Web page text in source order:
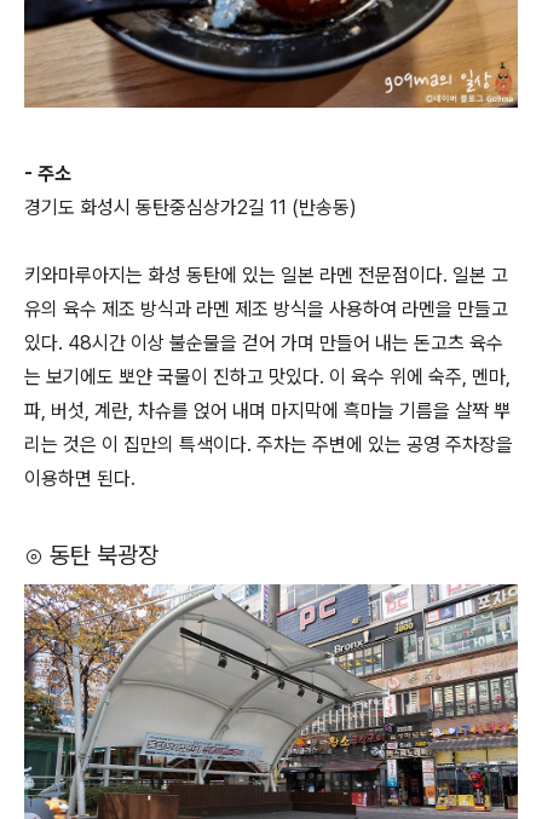
- 주소
경기도 화성시 동탄중심상가2길 11 (반송동)
키와마루아지는 화성 동탄에 있는 일본 라멘 전문점이다. 일본 고
유의 육수 제조 방식과 라멘 제조 방식을 사용하여 라멘을 만들고
있다. 48시간 이상 불순물을 걷어 가며 만들어 내는 돈고츠 육수
는 보기에도 뽀얀 국물이 진하고 맛있다. 이 육수 위에 숙주, 멘마,
파, 버섯, 계란, 차슈를 얹어 내며 마지막에 흑마늘 기름을 살짝 뿌
리는 것은 이 집만의 특색이다. 주차는 주변에 있는 공영 주차장을
이용하면 된다.
⊙ 동탄 북광장